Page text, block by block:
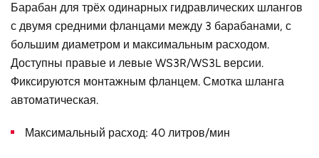
A, мм
F, мм
E, мм
B, мм
Конструктивное
для трёх одинарных шлангов
Барабан для трёх одинарных гидравлических шлангов
с двумя средними фланцами между 3 барабанами, с
большим диаметром и максимальным расходом.
Доступны правые и левые WS3R/WS3L версии.
Фиксируются монтажным фланцем. Смотка шланга
автоматическая.
Максимальный расход: 40 литров/мин